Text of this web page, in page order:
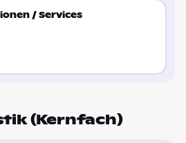
/ Services
(Kernfach)